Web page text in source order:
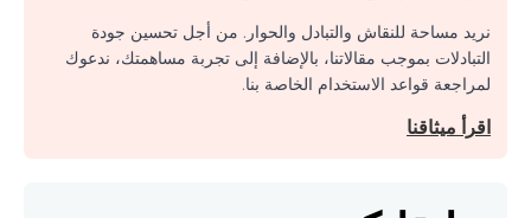
نريد مساحة للنقاش والتبادل والحوار. من أجل تحسين جودة
التبادلات بموجب مقالاتنا، بالإضافة إلى تجربة مساهمتك، ندعوك
لمراجعة قواعد الاستخدام الخاصة بنا.
اقرأ ميثاقنا